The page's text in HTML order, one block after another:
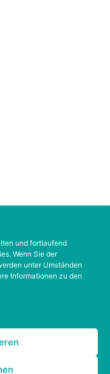
und fortlaufend
Wenn Sie der
unter Umständen
Informationen zu den